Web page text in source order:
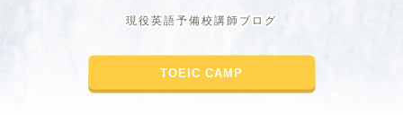
現役英語予備校講師ブログ
TOEIC CAMP